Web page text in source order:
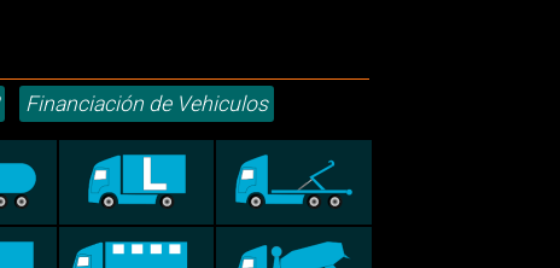
Financiación de Vehiculos